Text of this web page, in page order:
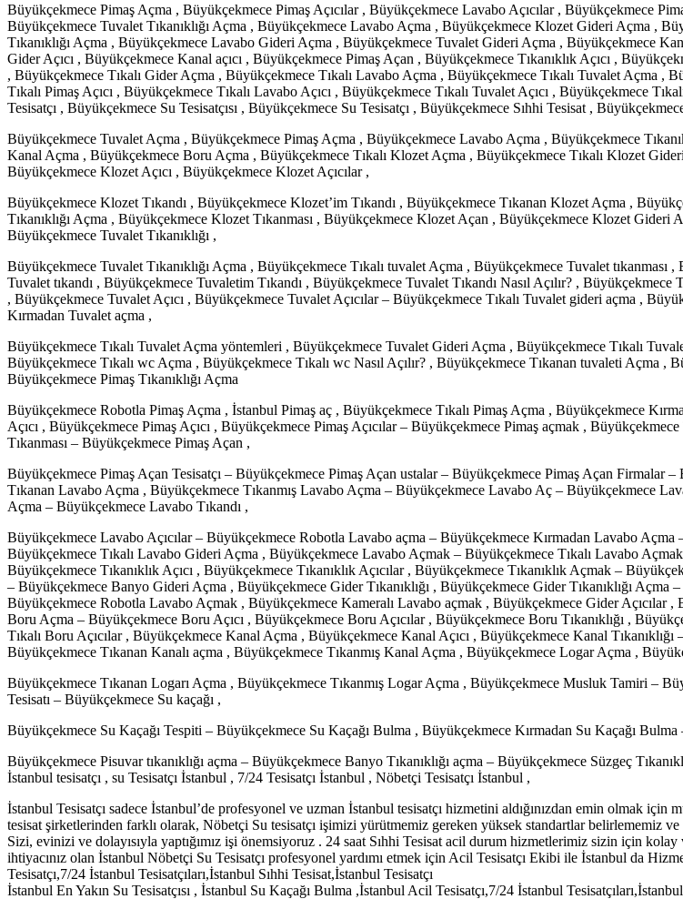
Büyükçekmece Pimaş Açma , Büyükçekmece Pimaş Açıcılar , Büyükçekmece Lavabo Açıcılar , Büyükçekmece
Büyükçekmece Tuvalet Tıkanıklığı Açma , Büyükçekmece Lavabo Açma , Büyükçekmece Klozet Gideri Açma ,
Tıkanıklığı Açma , Büyükçekmece Lavabo Gideri Açma , Büyükçekmece Tuvalet Gideri Açma , Büyükçekmece
Gider Açıcı , Büyükçekmece Kanal açıcı , Büyükçekmece Pimaş Açan , Büyükçekmece Tıkanıklık Açıcı ,
, Büyükçekmece Tıkalı Gider Açma , Büyükçekmece Tıkalı Lavabo Açma , Büyükçekmece Tıkalı Tuvalet Açma ,
Tıkalı Pimaş Açıcı , Büyükçekmece Tıkalı Lavabo Açıcı , Büyükçekmece Tıkalı Tuvalet Açıcı , Büyükçekmece
Tesisatçı , Büyükçekmece Su Tesisatçısı , Büyükçekmece Su Tesisatçı , Büyükçekmece Sıhhi Tesisat ,
Büyükçekmece Tuvalet Açma , Büyükçekmece Pimaş Açma , Büyükçekmece Lavabo Açma , Büyükçekmece
Kanal Açma , Büyükçekmece Boru Açma , Büyükçekmece Tıkalı Klozet Açma , Büyükçekmece Tıkalı Klozet
Büyükçekmece Klozet Açıcı , Büyükçekmece Klozet Açıcılar ,
Büyükçekmece Klozet Tıkandı , Büyükçekmece Klozet’im Tıkandı , Büyükçekmece Tıkanan Klozet Açma ,
Tıkanıklığı Açma , Büyükçekmece Klozet Tıkanması , Büyükçekmece Klozet Açan , Büyükçekmece Klozet
Büyükçekmece Tuvalet Tıkanıklığı ,
Büyükçekmece Tuvalet Tıkanıklığı Açma , Büyükçekmece Tıkalı tuvalet Açma , Büyükçekmece Tuvalet tıkanması
Tuvalet tıkandı , Büyükçekmece Tuvaletim Tıkandı , Büyükçekmece Tuvalet Tıkandı Nasıl Açılır? ,
, Büyükçekmece Tuvalet Açıcı , Büyükçekmece Tuvalet Açıcılar – Büyükçekmece Tıkalı Tuvalet gideri açma ,
Kırmadan Tuvalet açma ,
Büyükçekmece Tıkalı Tuvalet Açma yöntemleri , Büyükçekmece Tuvalet Gideri Açma , Büyükçekmece Tıkalı
Büyükçekmece Tıkalı wc Açma , Büyükçekmece Tıkalı wc Nasıl Açılır? , Büyükçekmece Tıkanan tuvaleti Açma
Büyükçekmece Pimaş Tıkanıklığı Açma
Büyükçekmece Robotla Pimaş Açma , İstanbul Pimaş aç , Büyükçekmece Tıkalı Pimaş Açma , Büyükçekmece
Açıcı , Büyükçekmece Pimaş Açıcı , Büyükçekmece Pimaş Açıcılar – Büyükçekmece Pimaş açmak ,
Tıkanması – Büyükçekmece Pimaş Açan ,
Büyükçekmece Pimaş Açan Tesisatçı – Büyükçekmece Pimaş Açan ustalar – Büyükçekmece Pimaş Açan Firmalar
Tıkanan Lavabo Açma , Büyükçekmece Tıkanmış Lavabo Açma – Büyükçekmece Lavabo Aç – Büyükçekmece
Açma – Büyükçekmece Lavabo Tıkandı ,
Büyükçekmece Lavabo Açıcılar – Büyükçekmece Robotla Lavabo açma – Büyükçekmece Kırmadan Lavabo
Büyükçekmece Tıkalı Lavabo Gideri Açma , Büyükçekmece Lavabo Açmak – Büyükçekmece Tıkalı Lavabo
Büyükçekmece Tıkanıklık Açıcı , Büyükçekmece Tıkanıklık Açıcılar , Büyükçekmece Tıkanıklık Açmak –
– Büyükçekmece Banyo Gideri Açma , Büyükçekmece Gider Tıkanıklığı , Büyükçekmece Gider Tıkanıklığı
Büyükçekmece Robotla Lavabo Açmak , Büyükçekmece Kameralı Lavabo açmak , Büyükçekmece Gider Açıcılar
Boru Açma – Büyükçekmece Boru Açıcı , Büyükçekmece Boru Açıcılar , Büyükçekmece Boru Tıkanıklığı ,
Tıkalı Boru Açıcılar , Büyükçekmece Kanal Açma , Büyükçekmece Kanal Açıcı , Büyükçekmece Kanal
Büyükçekmece Tıkanan Kanalı açma , Büyükçekmece Tıkanmış Kanal Açma , Büyükçekmece Logar Açma ,
Büyükçekmece Tıkanan Logarı Açma , Büyükçekmece Tıkanmış Logar Açma , Büyükçekmece Musluk Tamiri –
Tesisatı – Büyükçekmece Su kaçağı ,
Büyükçekmece Su Kaçağı Tespiti – Büyükçekmece Su Kaçağı Bulma , Büyükçekmece Kırmadan Su Kaçağı
Büyükçekmece Pisuvar tıkanıklığı açma – Büyükçekmece Banyo Tıkanıklığı açma – Büyükçekmece Süzgeç
İstanbul tesisatçı , su Tesisatçı İstanbul , 7/24 Tesisatçı İstanbul , Nöbetçi Tesisatçı İstanbul ,
İstanbul Tesisatçı sadece İstanbul’de profesyonel ve uzman İstanbul tesisatçı hizmetini aldığınızdan emin olmak
tesisat şirketlerinden farklı olarak, Nöbetçi Su tesisatçı işimizi yürütmemiz gereken yüksek standartlar belirlememiz
Sizi, evinizi ve dolayısıyla yaptığımız işi önemsiyoruz . 24 saat Sıhhi Tesisat acil durum hizmetlerimiz sizin için
ihtiyacınız olan İstanbul Nöbetçi Su Tesisatçı profesyonel yardımı etmek için Acil Tesisatçı Ekibi ile İstanbul da
Tesisatçı,7/24 İstanbul Tesisatçıları,İstanbul Sıhhi Tesisat,İstanbul Tesisatçı
İstanbul En Yakın Su Tesisatçısı , İstanbul Su Kaçağı Bulma ,İstanbul Acil Tesisatçı,7/24 İstanbul